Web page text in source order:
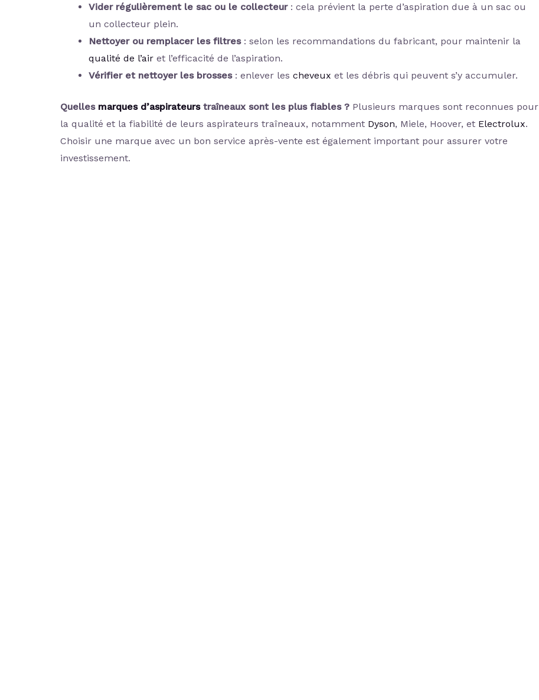
Vider régulièrement le sac ou le collecteur: cela prévient la perte d’aspiration due à un sac ou
un collecteur plein.
Nettoyer ou remplacer les filtres: selon les recommandations du fabricant, pour maintenir la
qualité de l’air et l’efficacité de l’aspiration.
Vérifier et nettoyer les brosses: enlever les cheveux et les débris qui peuvent s’y accumuler.
Quelles marques d’aspirateurstraîneaux sont les plus fiables ? Plusieurs marques sont reconnues pour
la qualité et la fiabilité de leurs aspirateurs traîneaux, notamment Dyson, Miele, Hoover, et Electrolux.
Choisir une marque avec un bon service après-vente est également important pour assurer votre
investissement.